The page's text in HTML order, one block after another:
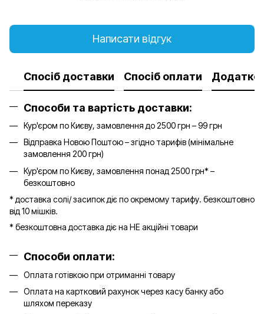
Написати відгук
Спосіб доставки Спосіб оплати
Способи та вартість доставки:
Кур'єром по Києву, замовлення до 2500 грн – 99 грн
Відправка Новою Поштою – згідно тарифів (мінімальне
замовлення 200 грн)
Кур'єром по Києву, замовлення понад 2500 грн* –
безкоштовно
* доставка солі/ засипок діє по окремому тарифу. безкоштовно
від 10 мішків.
* безкоштовна доставка діє на НЕ акційні товари
Способи оплати:
Оплата готівкою при отриманні товару
Оплата на картковий рахунок через касу банку або
шляхом переказу